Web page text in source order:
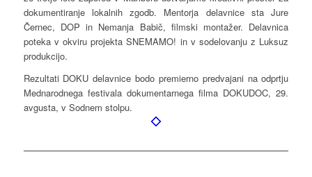
dokumentiranje lokalnih zgodb. Mentorja delavnice sta Jure
Černec, DOP in Nemanja Babič, filmski montažer. Delavnica
poteka v okviru projekta SNEMAMO! in v sodelovanju z Luksuz
produkcijo.
Rezultati DOKU delavnice bodo premierno predvajani na odprtju
Mednarodnega festivala dokumentarnega filma DOKUDOC, 29.
avgusta, v Sodnem stolpu.